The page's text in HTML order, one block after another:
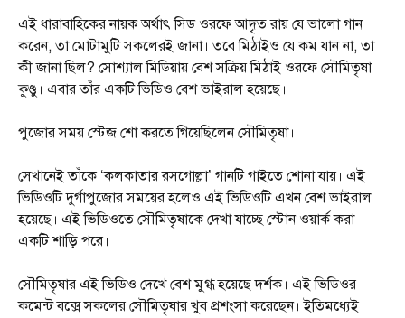
এই ধারাবাহিকের নায়ক অর্থাৎ সিড ওরফে আদৃত রায় যে ভালো গান
করেন, তা মোটামুটি সকলেরই জানা। তবে মিঠাইও যে কম যান না, তা
কী জানা ছিল? সোশ্যাল মিডিয়ায় বেশ সক্রিয় মিঠাই ওরফে সৌমিতৃষা
কুণ্ডু। এবার তাঁর একটি ভিডিও বেশ ভাইরাল হয়েছে।
পুজোর সময় স্টেজ শো করতে গিয়েছিলেন সৌমিতৃষা।
সেখানেই তাঁকে ‘কলকাতার রসগোল্লা’ গানটি গাইতে শোনা যায়। এই
ভিডিওটি দুর্গাপুজোর সময়ের হলেও এই ভিডিওটি এখন বেশ ভাইরাল
হয়েছে। এই ভিডিওতে সৌমিতৃষাকে দেখা যাচ্ছে স্টোন ওয়ার্ক করা
একটি শাড়ি পরে।
সৌমিতৃষার এই ভিডিও দেখে বেশ মুগ্ধ হয়েছে দর্শক। এই ভিডিওর
কমেন্ট বক্সে সকলের সৌমিতৃষার খুব প্রশংসা করেছেন। ইতিমধ্যেই